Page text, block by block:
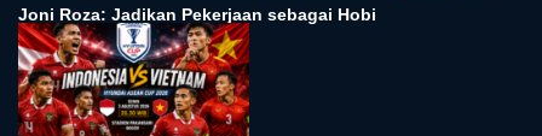
Joni Roza: Jadikan Pekerjaan sebagai Hobi